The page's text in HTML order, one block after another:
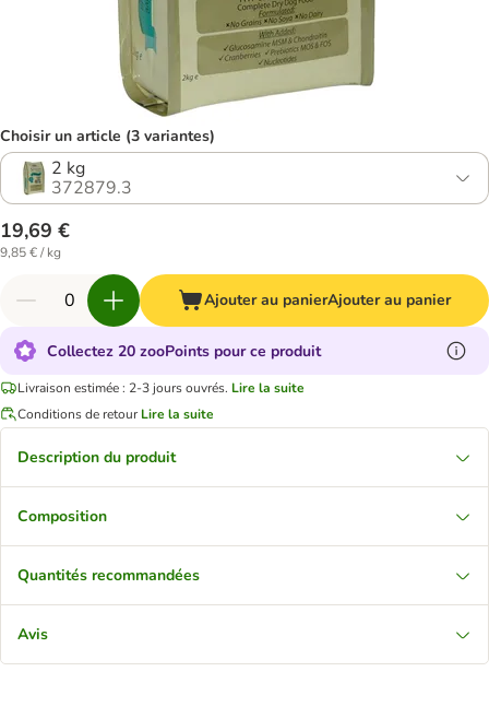
Choisir un article (3 variantes)
2 kg
372879.3
19,69 €
9,85 € / kg
Ajouter au panierAjouter au panier
Collectez 20 zooPoints pour ce produit
Livraison estimée : 2-3 jours ouvrés. Lire la suite
Conditions de retour Lire la suite
Description du produit
Composition
Quantités recommandées
Avis